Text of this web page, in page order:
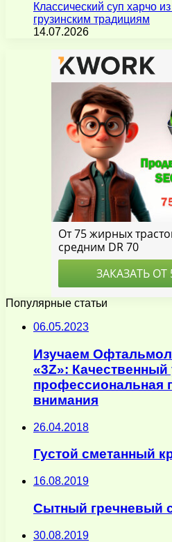
Классический суп харчо
грузинским традициям
14.07.2026
Популярные статьи
06.05.2023
Изучаем
«3Z»: Качественный
профессиональная
внимания
26.04.2018
Густой сметанный
16.08.2019
Сытный гречневый
30.08.2019